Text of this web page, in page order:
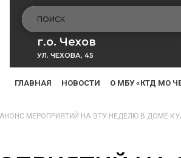
г.о. Чехов
УЛ. ЧЕХОВА, 45
ГЛАВНАЯ НОВОСТИ О МБУ «КТД МО
АНОНС МЕРОПРИЯТИЙ НА ЭТУ НЕДЕЛЮ В ДОМЕ